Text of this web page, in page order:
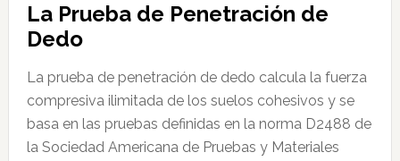
La Prueba de Penetración de
Dedo
La prueba de penetración de dedo calcula la fuerza
compresiva ilimitada de los suelos cohesivos y se
basa en las pruebas definidas en la norma D2488 de
la Sociedad Americana de Pruebas y Materiales